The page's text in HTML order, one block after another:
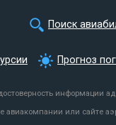
Поиск
Прогноз
информации
или сайте